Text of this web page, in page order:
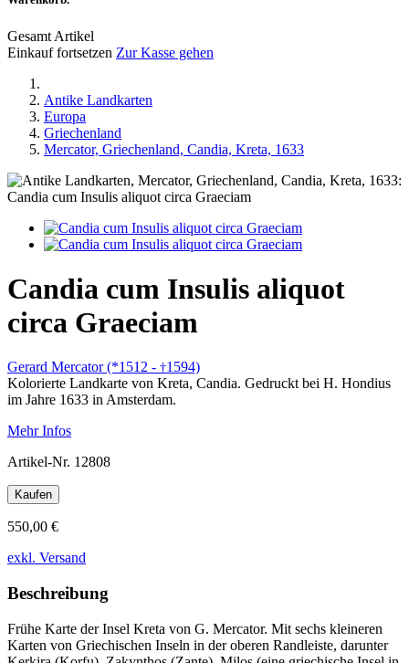
Gesamt Artikel
Einkauf fortsetzen Zur Kasse gehen
Antike Landkarten
Europa
Griechenland
Mercator, Griechenland, Candia, Kreta, 1633
Candia cum Insulis aliquot
circa Graeciam
Gerard Mercator (*1512 - †1594)
Kolorierte Landkarte von Kreta, Candia. Gedruckt bei H. Hondius
im Jahre 1633 in Amsterdam.
Mehr Infos
Artikel-Nr. 12808
Kaufen
550,00 €
exkl. Versand
Beschreibung
Frühe Karte der Insel Kreta von G. Mercator. Mit sechs kleineren
Karten von Griechischen Inseln in der oberen Randleiste, darunter